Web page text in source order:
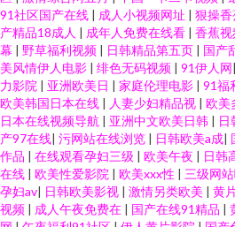
91社区国产在线 | 成人小视频网址 | 狠操
产精品18成人 | 成年人免费在线看 | 香蕉
幕 | 野草福利视频 | 日韩精品第五页 | 国产
美风情伊人电影 | 绯色无码视频 | 91伊人网|
力影院 | 亚洲欧美日 | 家庭伦理电影 | 91福
欧美韩国日本在线 | 人妻少妇精品视 | 欧美
日本在线视频导航 | 亚洲中文欧美日韩 | 日
产97在线| 污网站在线浏览 | 日韩欧美a成|
作品 | 在线观看孕妇三级 | 欧美午夜 | 日韩
在线 | 欧美性爱影院 | 欧美xxx性 | 三级网
孕妇av| 日韩欧美影视 | 激情另类欧美 | 黄
视频 | 成人午夜免费在 | 国产在线91精品 |